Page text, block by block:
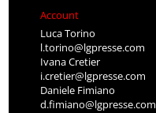
Account
Luca Torino
l.torino@lgpresse.com
Ivana Cretier
i.cretier@lgpresse.com
Daniele Fimiano
d.fimiano@lgpresse.com